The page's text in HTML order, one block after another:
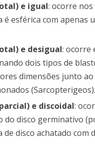
e igual: ocorre
esférica com apenas
e desigual: ocorre
dois tipos de
dimensões junto
(Sarcopterigeos).
e discoidal:
do disco germinativo
disco achatado com